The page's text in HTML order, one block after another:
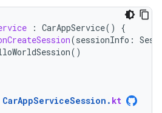
: CarAppService()
{
(sessionInfo :
()
CarAppServiceSession . kt